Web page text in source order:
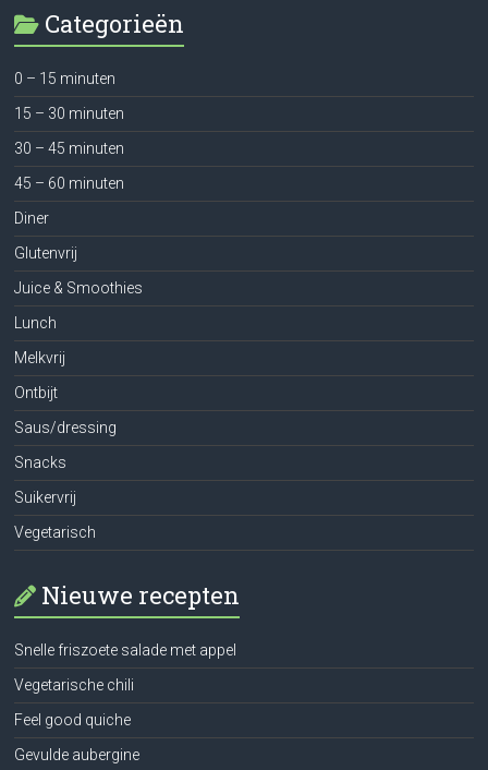
Categorieën
0 – 15 minuten
15 – 30 minuten
30 – 45 minuten
45 – 60 minuten
Diner
Glutenvrij
Juice & Smoothies
Lunch
Melkvrij
Ontbijt
Saus/dressing
Snacks
Suikervrij
Vegetarisch
Nieuwe recepten
Snelle friszoete salade met appel
Vegetarische chili
Feel good quiche
Gevulde aubergine